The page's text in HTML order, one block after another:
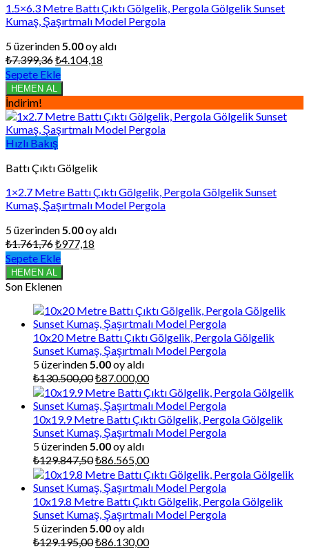
1.5×6.3 Metre Battı Çıktı Gölgelik, Pergola Gölgelik Sunset
Kumaş, Şaşırtmalı Model Pergola
5 üzerinden 5.00oy aldı
₺7.399,36Orijinal
fiyat:
₺7.399,36.
₺4.104,18
₺4.104,18.
Sepete Ekle
HEMEN AL
İndirim!
Hızlı Bakış
Battı Çıktı Gölgelik
1×2.7 Metre Battı Çıktı Gölgelik, Pergola Gölgelik Sunset
Kumaş, Şaşırtmalı Model Pergola
5 üzerinden 5.00oy aldı
₺1.761,76Orijinal
fiyat:
₺1.761,76.
₺977,18
Sepete Ekle
HEMEN AL
Son Eklenen
10x20 Metre Battı Çıktı Gölgelik, Pergola Gölgelik
Sunset Kumaş, Şaşırtmalı Model Pergola
5 üzerinden 5.00oy aldı
₺130.500,00Orijinal
fiyat:
₺130.500,00.
₺87.000,00Şu
andaki
fiyat:
₺87.000,00.
10x19.9 Metre Battı Çıktı Gölgelik, Pergola Gölgelik
Sunset Kumaş, Şaşırtmalı Model Pergola
5 üzerinden 5.00oy aldı
₺129.847,50Orijinal
fiyat:
₺129.847,50.
₺86.565,00Şu
andaki
fiyat:
₺86.565,00.
10x19.8 Metre Battı Çıktı Gölgelik, Pergola Gölgelik
Sunset Kumaş, Şaşırtmalı Model Pergola
5 üzerinden 5.00oy aldı
₺129.195,00Orijinal
₺86.130,00Şu